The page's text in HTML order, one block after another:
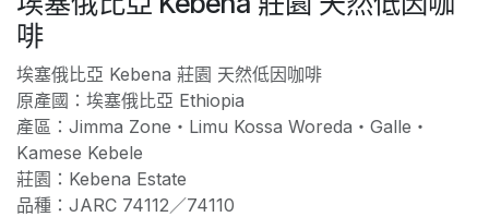
啡
埃塞俄比亞 Kebena 莊園 天然低因咖啡
原產國：埃塞俄比亞 Ethiopia
產區：Jimma Zone・Limu Kossa Woreda・Galle・
Kamese Kebele
莊園：Kebena Estate
品種：JARC 74112／74110